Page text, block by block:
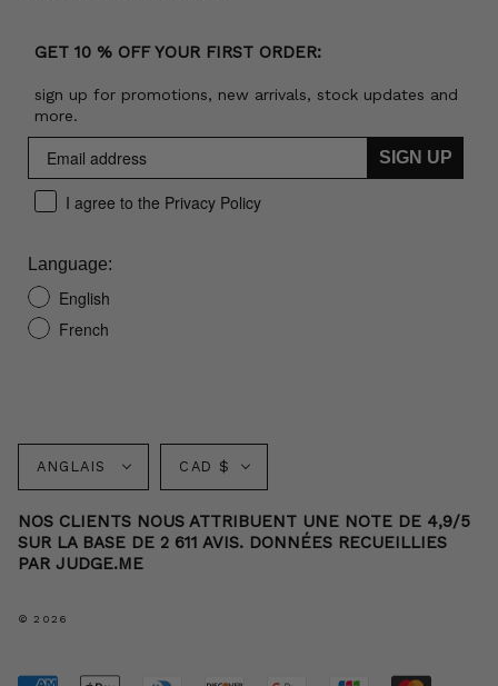
GET 10 % OFF YOUR FIRST ORDER:
sign up for promotions, new arrivals, stock updates and
more.
SIGN UP
I agree to the Privacy Policy
Language:
English
French
Langue
ANGLAIS Monnaie
CAD $
NOS CLIENTS NOUS ATTRIBUENT UNE NOTE DE 4,9/5
SUR LA BASE DE 2 611 AVIS. DONNÉES RECUEILLIES
PAR JUDGE.ME
© 2026